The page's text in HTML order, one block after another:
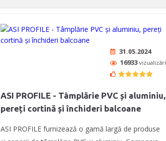
31.05.2024
16933 vizualizări
ASI PROFILE - Tâmplărie PVC și aluminiu,
pereți cortină și închideri balcoane
ASI PROFILE furnizează o gamă largă de produse